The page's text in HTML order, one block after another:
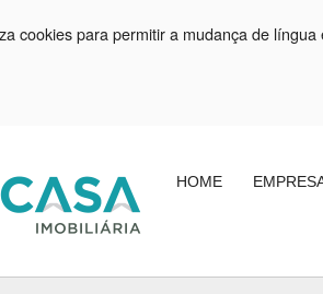
cookies para permitir a mudança de
HOME